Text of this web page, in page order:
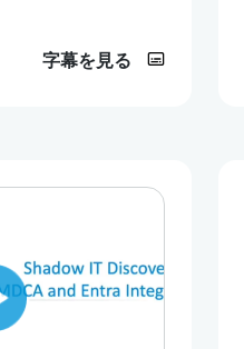
字幕を見る